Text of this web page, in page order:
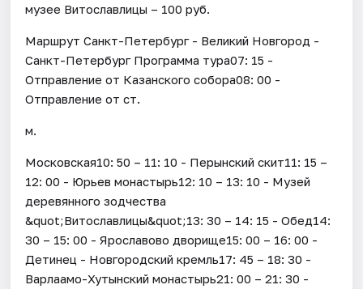
музее Витославлицы – 100 руб.
Маршрут Санкт-Петербург - Великий Новгород -
Санкт-Петербург Программа тура07: 15 -
Отправление от Казанского собора08: 00 -
Отправление от ст.
м.
Московская10: 50 – 11: 10 - Перынский скит11: 15 –
12: 00 - Юрьев монастырь12: 10 – 13: 10 - Музей
деревянного зодчества
&quot;Витославлицы&quot;13: 30 – 14: 15 - Обед14:
30 – 15: 00 - Ярославово дворище15: 00 – 16: 00 -
Детинец - Новгородский кремль17: 45 – 18: 30 -
Варлаамо-Хутынский монастырь21: 00 – 21: 30 -